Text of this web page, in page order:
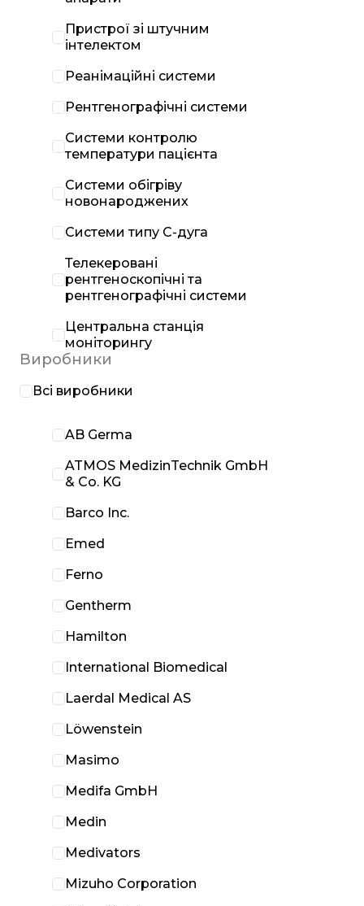
Пристрої зі штучним
інтелектом
Реанімаційні системи
Рентгенографічні системи
Системи контролю
температури пацієнта
Системи обігріву
новонароджених
Системи типу С-дуга
Телекеровані
рентгеноскопічні та
рентгенографічні системи
Центральна станція
моніторингу
Виробники
Всі виробники
AB Germa
ATMOS MedizinTechnik GmbH
& Co. KG
Barco Inc.
Emed
Ferno
Gentherm
Hamilton
International Biomedical
Laerdal Medical AS
Löwenstein
Masimo
Medifa GmbH
Medin
Medivators
Mizuho Corporation